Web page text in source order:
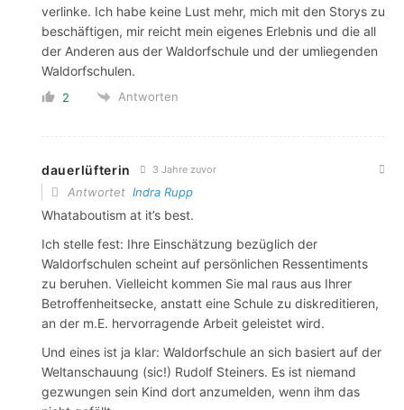
verlinke. Ich habe keine Lust mehr, mich mit den Storys zu
beschäftigen, mir reicht mein eigenes Erlebnis und die all
der Anderen aus der Waldorfschule und der umliegenden
Waldorfschulen.
2 Antworten
dauerlüfterin 3 Jahre zuvor
Antwortet Indra Rupp
Whataboutism at it’s best.
Ich stelle fest: Ihre Einschätzung bezüglich der
Waldorfschulen scheint auf persönlichen Ressentiments
zu beruhen. Vielleicht kommen Sie mal raus aus Ihrer
Betroffenheitsecke, anstatt eine Schule zu diskreditieren,
an der m.E. hervorragende Arbeit geleistet wird.
Und eines ist ja klar: Waldorfschule an sich basiert auf der
Weltanschauung (sic!) Rudolf Steiners. Es ist niemand
gezwungen sein Kind dort anzumelden, wenn ihm das